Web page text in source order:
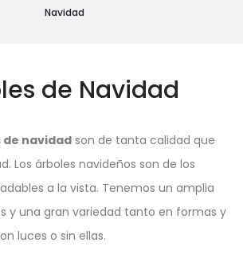
Navidad
de Navidad
de navidad son de tanta calidad que
Los árboles navideños son de los
a la vista. Tenemos un amplia
y una gran variedad tanto en formas y
luces o sin ellas.